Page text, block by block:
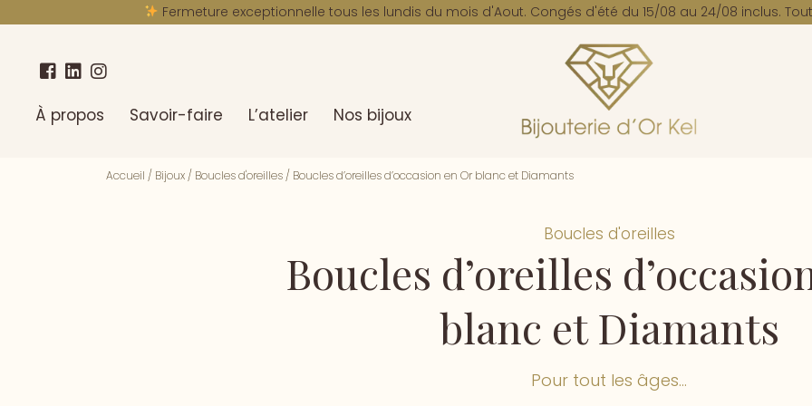
Fermeture exceptionnelle tous les lundis du mois d'Aout. Congés d'été du 15/08 au 24/08 inclus.
À propos Savoir-faire L’atelier Nos bijoux
Accueil / Bijoux / Boucles d'oreilles / Boucles d’oreilles d’occasion en Or blanc et Diamants
Boucles d'oreilles
Boucles d’oreilles
blanc et Diamants
Pour tout les âges...